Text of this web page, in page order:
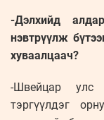
-Дэлхийд
нэвтрүүлж
хуваалцаач?
-Швейцар улс
тэргүүлдэг